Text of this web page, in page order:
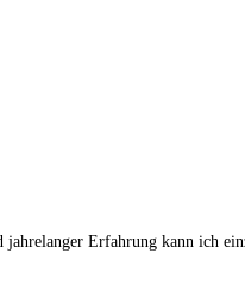
Erfahrung kann ich